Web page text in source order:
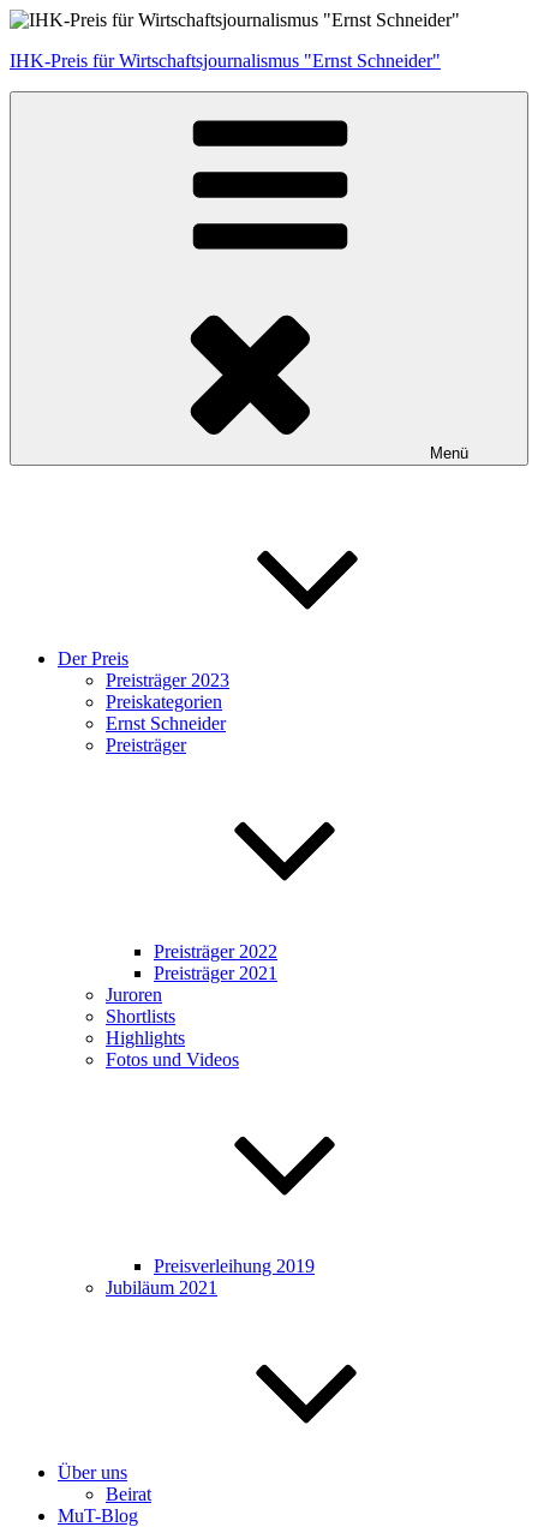
Zum
springen
IHK-Preis für Wirtschaftsjournalismus "Ernst Schneider"
Menü
Der Preis
Preisträger 2023
Preiskategorien
Ernst Schneider
Preisträger
Preisträger 2022
Preisträger 2021
Juroren
Shortlists
Highlights
Fotos und Videos
Preisverleihung 2019
Jubiläum 2021
Über uns
Beirat
MuT-Blog